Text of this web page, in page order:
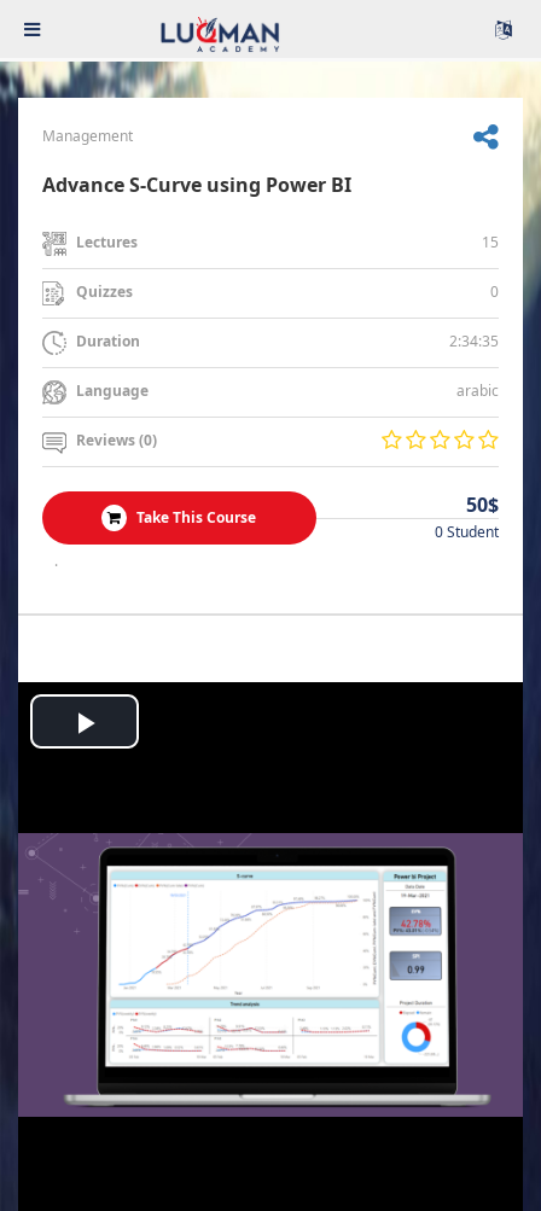
Management
Advance S-Curve using Power BI
Lectures 15
Quizzes 0
Duration 2:34:35
Language arabic
Reviews (0)
Take This Course 50$
0 Student
.
Play